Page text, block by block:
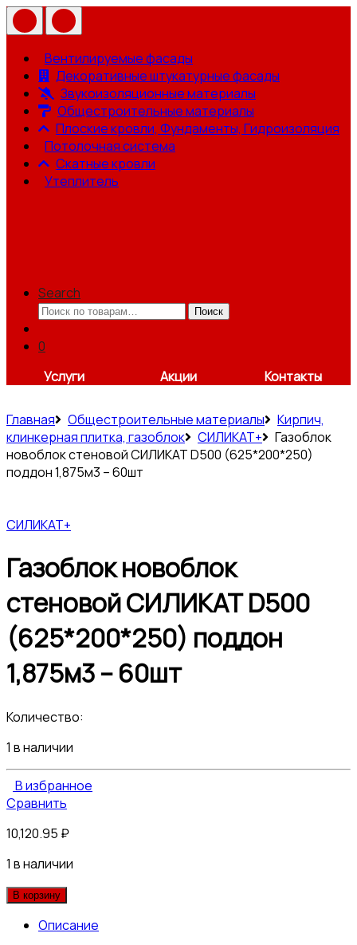
Вентилируемые фасады
Декоративные штукатурные фасады
Звукоизоляционные материалы
Общестроительные материалы
Плоские кровли, Фундаменты, Гидроизоляция
Потолочная система
Скатные кровли
Утеплитель
Search
Искать:
Поиск
0
Услуги
Акции Контакты
Главная Общестроительные материалы
Кирпич,
клинкерная плитка, газоблок
СИЛИКАТ+
Газоблок
новоблок стеновой СИЛИКАТ D500 (625*200*250)
поддон 1,875м3 – 60шт
СИЛИКАТ+
Газоблок новоблок
стеновой СИЛИКАТ D500
(625*200*250) поддон
1,875м3 – 60шт
Количество:
1 в наличии
В избранное
Сравнить
10,120.95 ₽
1 в наличии
В корзину
Описание